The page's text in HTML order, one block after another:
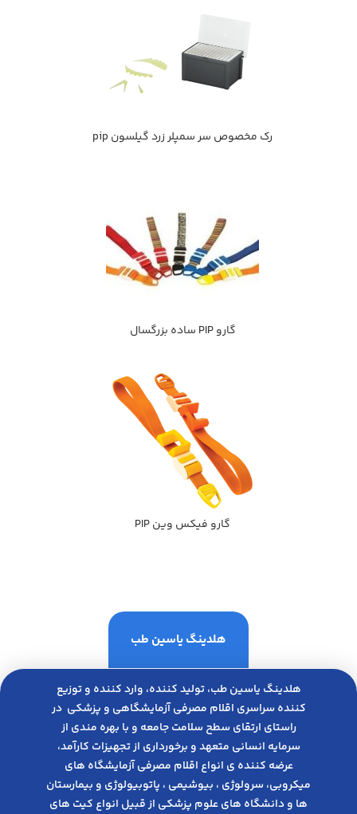
رك مخصوص سر سمپلر زرد گيلسون pip
گارو PIP ساده بزرگسال
گارو فيكس وين PIP
هلدینگ یاسین طب
هلدینگ یاسین طب، تولید کننده، وارد کننده و توزیع
کننده سراسری اقلام مصرفی آزمایشگاهی و پزشکی در
راﺳﺘﺎی ارﺗﻘﺎی ﺳﻄﺢ ﺳﻼﻣﺖ ﺟﺎﻣﻌﻪ و ﺑﺎ ﺑﻬﺮه ﻣﻨﺪی از
ﺳﺮﻣﺎﯾﻪ انسانی متعهد و ﺑﺮﺧﻮرداری از ﺗﺠﻬﯿﺰات ﮐﺎرآﻣﺪ،
عرضه کننده ی انواع اﻗﻼم مصرفی آزﻣﺎﯾﺸﮕﺎه های
میکروبی، ﺳﺮوﻟﻮژی ، ﺑﯿﻮﺷﯿﻤﯽ ، پاتوبیولوژی و بیمارستان
ها و دانشگاه های علوم پزشکی از قبیل انواع کیت های